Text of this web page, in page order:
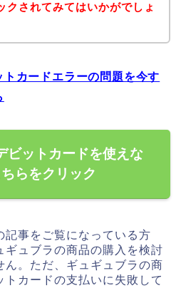
クされてみてはいかがでしょ
カードエラーの問題を今す
ビットカードを使えな
らをクリック
記事をご覧になっている方
ギュブラの商品の購入を検討
ん。ただ、ギュギュブラの商
カードの支払いに失敗して